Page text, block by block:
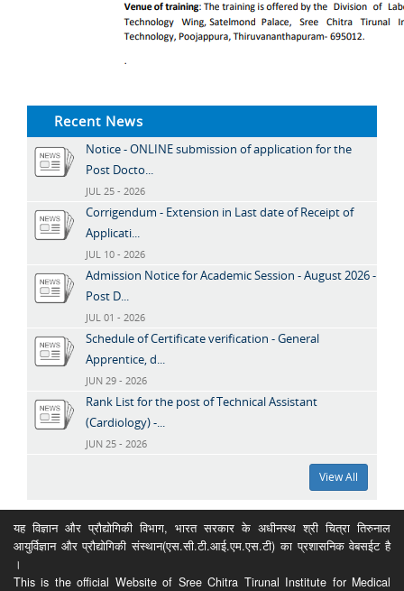
Recent News
Notice - ONLINE submission of application for the
Post Docto...
JUL 25 - 2026
Corrigendum - Extension in Last date of Receipt of
Applicati...
JUL 10 - 2026
Admission Notice for Academic Session - August 2026 -
Post D...
JUL 01 - 2026
Schedule of Certificate verification - General
Apprentice, d...
JUN 29 - 2026
Rank List for the post of Technical Assistant
(Cardiology) -...
JUN 25 - 2026
View All
यह विज्ञान और प्रौद्योगिकी विभाग, भारत सरकार के अधीनस्थ श्री चित्रा तिरुनाल
आयुर्विज्ञान और प्रौद्योगिकी संस्थान(एस.सी.टी.आई.एम.एस.टी) का प्रशासनिक वेबसईट है
।
This is the official Website of Sree Chitra Tirunal Institute for Medical